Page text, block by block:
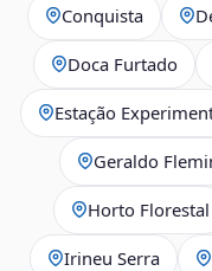
Conquista
Doca Furtado
Estação
Geraldo
Horto Florestal
Irineu Serra